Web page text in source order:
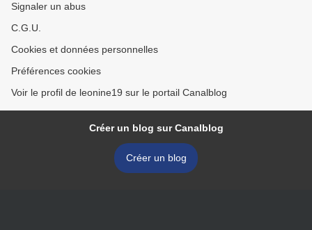
Signaler un abus
C.G.U.
Cookies et données personnelles
Préférences cookies
Voir le profil de leonine19 sur le portail Canalblog
Créer un blog sur Canalblog
Créer un blog